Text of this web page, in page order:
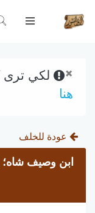
× لكي ترى
هنا
عودة للخلف
ابن وصيف